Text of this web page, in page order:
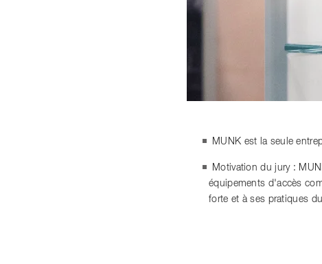
MUNK est la seule
Motivation du jury :
équipements d'accès
forte et à ses pratiques